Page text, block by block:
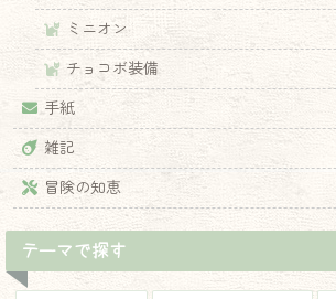
ミニオン
チョコボ装備
手紙
雑記
冒険の知恵
テーマで探す